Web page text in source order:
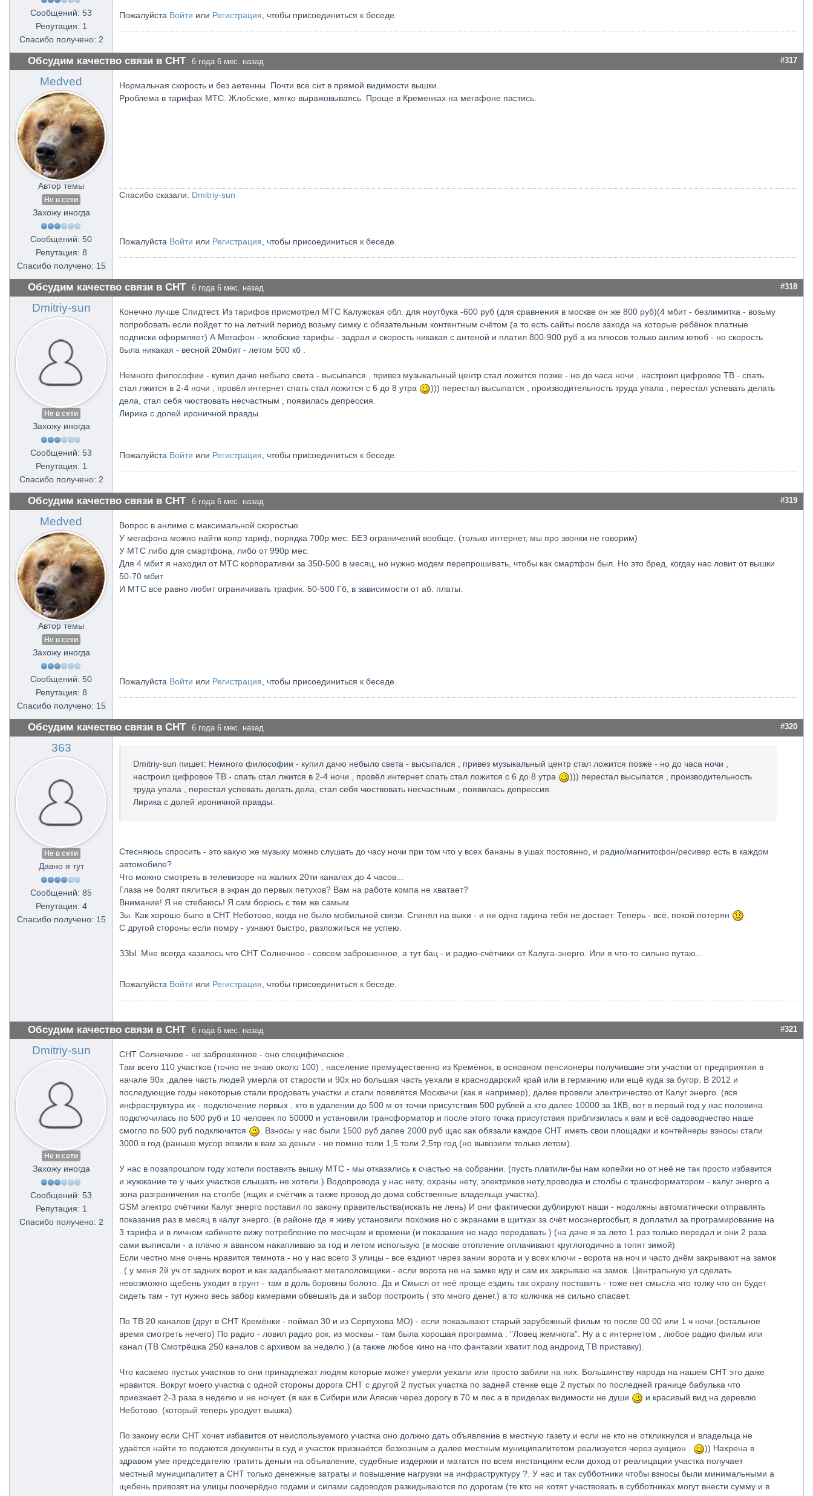
Сообщений: 53
Репутация: 1
Спасибо получено: 2
Пожалуйста Войти или Регистрация , чтобы присоединиться к беседе.
Обсудим качество связи в СНТ 6 года 6 мес. назад #317
Medved
Автор темы
Не в сети
Захожу иногда
Сообщений: 50
Репутация: 8
Спасибо получено: 15
Нормальная скорость и без аетенны. Почти все снт в прямой видимости вышки.
Рроблема в тарифах МТС. Жлобские, мягко выражовываясь. Проще в Кременках на мегафоне пастись.
Спасибо сказали: Dmitriy-sun
Пожалуйста Войти или Регистрация , чтобы присоединиться к беседе.
Обсудим качество связи в СНТ 6 года 6 мес. назад #318
Dmitriy-sun
Не в сети
Захожу иногда
Сообщений: 53
Репутация: 1
Спасибо получено: 2
Конечно лучше Спидтест. Из тарифов присмотрел МТС Калужская обл. для ноутбука -600 руб (для сравнения в москве он же 800 руб)(4 мбит - безлимитка - возьму
попробовать если пойдет то на летний период возьму симку с обязательным контентным счётом (а то есть сайты после захода на которые ребёнок платные
подписки оформляет) А Мегафон - жлобские тарифы - задрал и скорость никакая с антеной и платил 800-900 руб а из плюсов только анлим ютюб - но скорость
была никакая - весной 20мбит - летом 500 кб .
Немного философии - купил дачю небыло света - высыпался , привез музыкальный центр стал ложится позже - но до часа ночи , настроил цифровое ТВ - спать
стал лжится в 2-4 ночи , провёл интернет спать стал ложится с 6 до 8 утра
))) перестал высыпатся , производительность труда упала , перестал успевать делать
дела, стал себя чюствовать несчастным , появилась депрессия.
Лирика с долей ироничной правды.
Пожалуйста Войти или Регистрация , чтобы присоединиться к беседе.
Обсудим качество связи в СНТ 6 года 6 мес. назад #319
Medved
Автор темы
Не в сети
Захожу иногда
Сообщений: 50
Репутация: 8
Спасибо получено: 15
Вопрос в анлиме с максимальной скоростью.
У мегафона можно найти копр тариф, порядка 700р мес. БЕЗ ограничений вообще. (только интернет, мы про звонки не говорим)
У МТС либо для смартфона, либо от 990р мес.
Для 4 мбит я находил от МТС корпоративки за 350-500 в месяц, но нужно модем перепрошивать, чтобы как смартфон был. Но это бред, когдау нас ловит от вышки
50-70 мбит
И МТС все равно любит ограничивать трафик. 50-500 Гб, в зависимости от аб. платы.
Пожалуйста Войти или Регистрация , чтобы присоединиться к беседе.
Обсудим качество связи в СНТ 6 года 6 мес. назад #320
363
Не в сети
Давно я тут
Сообщений: 85
Репутация: 4
Спасибо получено: 15
Dmitriy-sun пишет: Немного философии - купил дачю небыло света - высыпался , привез музыкальный центр стал ложится позже - но до часа ночи ,
настроил цифровое ТВ - спать стал лжится в 2-4 ночи , провёл интернет спать стал ложится с 6 до 8 утра
))) перестал высыпатся , производительность
труда упала , перестал успевать делать дела, стал себя чюствовать несчастным , появилась депрессия.
Лирика с долей ироничной правды.
Стесняюсь спросить - это какую же музыку можно слушать до часу ночи при том что у всех бананы в ушах постоянно, и радио/магнитофон/ресивер есть в каждом
автомобиле?
Что можно смотреть в телевизоре на жалких 20ти каналах до 4 часов...
Глаза не болят пялиться в экран до первых петухов? Вам на работе компа не хватает?
Внимание! Я не стебаюсь! Я сам борюсь с тем же самым.
Зы. Как хорошо было в СНТ Неботово, когда не было мобильной связи. Слинял на выхи - и ни одна гадина тебя не достает. Теперь - всё, покой потерян
С другой стороны если помру - узнают быстро, разложиться не успею.
ЗЗЫ. Мне всегда казалось что СНТ Солнечное - совсем заброшенное, а тут бац - и радио-счётчики от Калуга-энерго. Или я что-то сильно путаю...
Пожалуйста Войти или Регистрация , чтобы присоединиться к беседе.
Обсудим качество связи в СНТ 6 года 6 мес. назад #321
Dmitriy-sun
Не в сети
Захожу иногда
Сообщений: 53
Репутация: 1
Спасибо получено: 2
СНТ Солнечное - не заброшенное - оно специфическое .
Там всего 110 участков (точно не знаю около 100) , население премущественно из Кремёнок, в основном пенсионеры получившие эти участки от предприятия в
начале 90х ,далее часть людей умерла от старости и 90х но большая часть уехали в краснодарский край или в германию или ещё куда за бугор. В 2012 и
последующие годы некоторые стали продовать участки и стали появлятся Москвичи (как я например), далее провели электричество от Калуг энерго. (вся
инфраструктура их - подключение первых , кто в удалении до 500 м от точки присутствия 500 рублей а кто далее 10000 за 1КВ, вот в первый год у нас половина
подключилась по 500 руб и 10 человек по 50000 и установили трансформатор и после этого точка присутствия приблизилась к вам и всё садоводчество наше
смогло по 500 руб подключится
. Взносы у нас были 1500 руб далее 2000 руб щас как обязали каждое СНТ иметь свои площадки и контейнеры взносы стали
3000 в год.(раньше мусор возили к вам за деньги - не помню толи 1,5 толи 2,5тр год (но вывозили только летом).
У нас в позапрошлом году хотели поставить вышку МТС - мы отказались к счастью на собрании. (пусть платили-бы нам копейки но от неё не так просто избавится
и жужжание те у чьих участков слышать не хотели.) Водопровода у нас нету, охраны нету, электриков нету,проводка и столбы с трансформатором - калуг энерго а
зона разграничения на столбе (ящик и счётчик а также провод до дома собственные владельца участка).
GSM электро счётчики Калуг энерго поставил по закону правительства(искать не лень) И они фактически дублируют наши - нодолжны автоматически отправлять
показания раз в месяц в калуг энерго. (в районе где я живу установили похожие но с экранами в щитках за счёт мосэнергосбыт, я доплатил за програмирование на
3 тарифа и в личном кабинете вижу потребление по месчцам и времени.(и показания не надо передавать ) (на даче я за лето 1 раз только передал и они 2 раза
сами выписали - а плачю я авансом накапливаю за год и летом использую (в москве отопление оплачивают круглогодично а топят зимой)
Если честно мне очень нравится темнота - но у нас всего 3 улицы - все ездиют через зании ворота и у всех ключи - ворота на ноч и часто днём закрывают на замок
. ( у меня 2й уч от задних ворот и как задалбывают металоломщики - если ворота не на замке иду и сам их закрываю на замок. Центральную ул сделать
невозможно щебень уходит в грунт - там в доль боровны болото. Да и Смысл от неё проще ездить так охрану поставить - тоже нет смысла что толку что он будет
сидеть там - тут нужно весь забор камерами обвешать да и забор построить ( это много денег.) а то колючка не сильно спасает.
По ТВ 20 каналов (друг в СНТ Кремёнки - поймал 30 и из Серпухова МО) - если показывают старый зарубежный фильм то после 00 00 или 1 ч ночи.(остальное
время смотреть нечего) По радио - ловил радио рок, из москвы - там была хорошая программа : "Ловец жемчюга". Ну а с интернетом , любое радио фильм или
канал (ТВ Смотрёшка 250 каналов с архивом за неделю.) (а также любое кино на что фантазии хватит под андроид ТВ приставку).
Что касаемо пустых участков то они принадлежат людям которые может умерли уехали или просто забили на них. Большинству народа на нашем СНТ это даже
нравится. Вокруг моего участка с одной стороны дорога СНТ с другой 2 пустых участка по задней стенке еще 2 пустых по последней границе бабулька что
приезжает 2-3 раза в неделю и не ночует. (я как в Сибири или Аляске через дорогу в 70 м лес а в приделах видимости не души
и красивый вид на деревлю
Неботово. (который теперь уродует вышка)
По закону если СНТ хочет избавится от неиспользуемого участка оно должно дать объявление в местную газету и если не кто не откликнулся и владельца не
удаётся найти то подаются документы в суд и участок признаётся безхозным а далее местным муниципалитетом реализуется через аукцион .
)) Нахрена в
здравом уме председателю тратить деньги на объявление, судебные издержки и мататся по всем инстанциям если доход от реалицации участка получает
местный муниципалитет а СНТ только денежные затраты и повышение нагрузки на инфраструктуру ?. У нас и так субботники чтобы взносы были минимальными а
щебень привозят на улицы поочерёдно годами и силами садоводов разкидываются по дорогам.(те кто не хотят участвовать в субботниках могут внести сумму и в